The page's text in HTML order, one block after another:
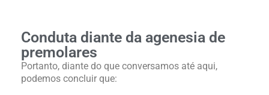
Conduta diante da agenesia de
premolares
Portanto, diante do que conversamos até aqui,
podemos concluir que: